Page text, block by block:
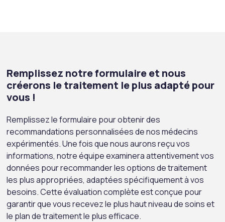
Remplissez notre formulaire et nous
créerons le traitement le plus adapté pour
vous !
Remplissez le formulaire pour obtenir des
recommandations personnalisées de nos médecins
expérimentés. Une fois que nous aurons reçu vos
informations, notre équipe examinera attentivement vos
données pour recommander les options de traitement
les plus appropriées, adaptées spécifiquement à vos
besoins. Cette évaluation complète est conçue pour
garantir que vous recevez le plus haut niveau de soins et
le plan de traitement le plus efficace.